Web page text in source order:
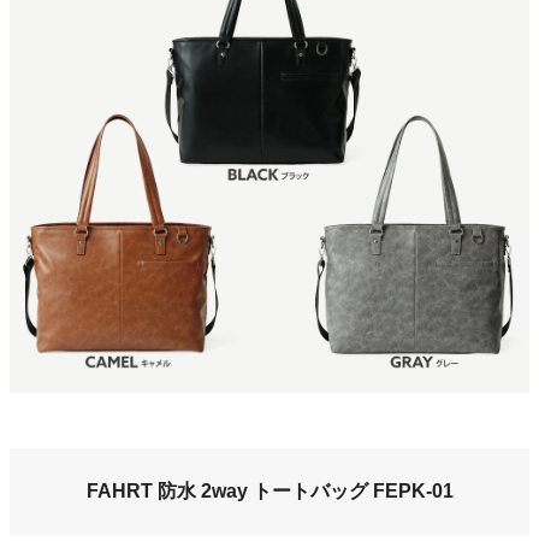
FAHRT 防水 2way トートバッグ FEPK-01